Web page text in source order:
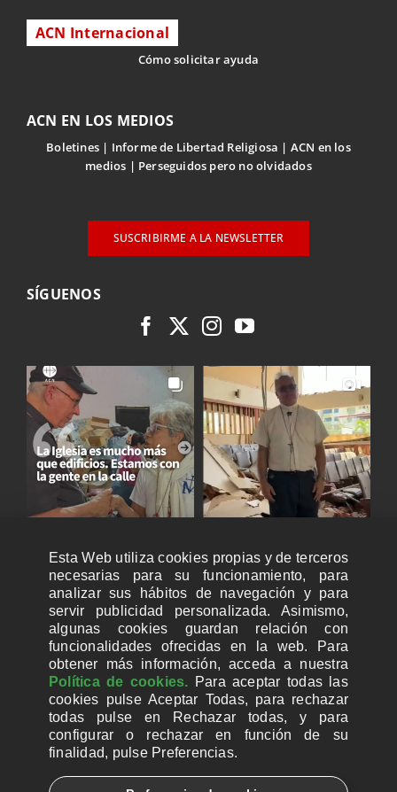
ACN Internacional
Cómo solicitar ayuda
ACN EN LOS MEDIOS
Boletines Informe de Libertad Religiosa
ACN en los
medios
Perseguidos pero no olvidados
SUSCRIBIRME A LA NEWSLETTER
SÍGUENOS
CUENTAS BANCARIAS PARA DONAR
Esta Web utiliza cookies propias y de terceros
necesarias para su funcionamiento, para
analizar sus hábitos de navegación y para
servir publicidad personalizada. Asimismo,
algunas cookies guardan relación con
funcionalidades ofrecidas en la web. Para
obtener más información, acceda a nuestra
Política de cookies. Para aceptar todas las
cookies pulse Aceptar Todas, para rechazar
todas pulse en Rechazar todas, y para
configurar o rechazar en función de su
finalidad, pulse Preferencias.